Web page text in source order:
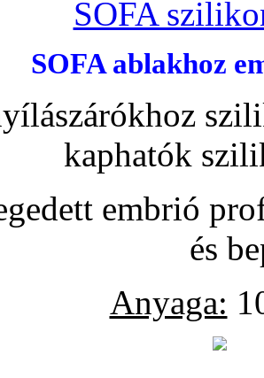
SOFA
SOFA ablakhoz
kaphatók
embrió
és
Anyaga: